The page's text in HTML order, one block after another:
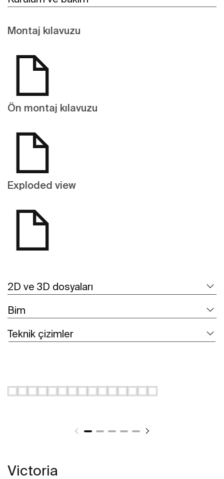
Montaj kılavuzu
Ön montaj kılavuzu
Exploded view
2D ve 3D dosyaları
Bim
Teknik çizimler
Victoria